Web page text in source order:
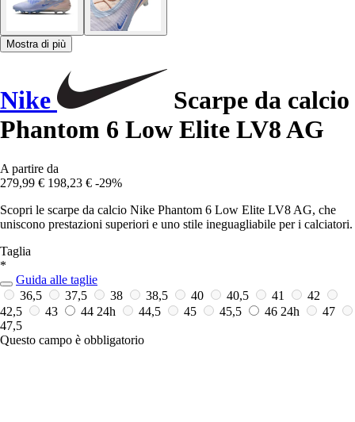
Mostra di più
Nike
Scarpe da calcio
Phantom 6 Low Elite LV8 AG
A partire da
279,99 € 198,23 € -29%
Scopri le scarpe da calcio Nike Phantom 6 Low Elite LV8 AG, che
uniscono prestazioni superiori e uno stile ineguagliabile per i calciatori.
Taglia
*
Guida alle taglie
36,5
37,5 38 38,5 40 40,5 41
42
42,5
43 44 24h 44,5 45 45,5 46 24h
47
47,5
Questo campo è obbligatorio